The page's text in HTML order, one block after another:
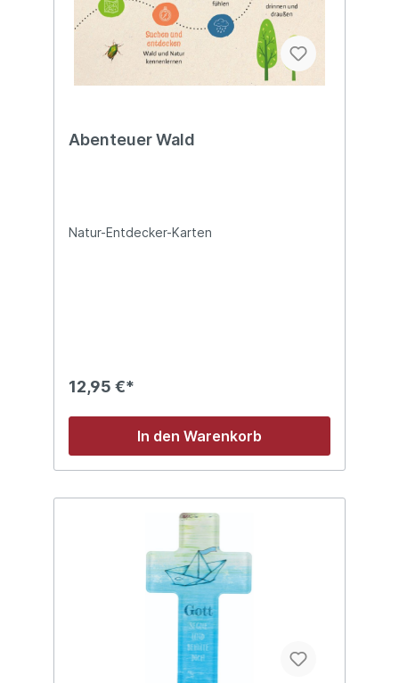
Abenteuer Wald
Natur-Entdecker-Karten
12,95 €*
In den Warenkorb